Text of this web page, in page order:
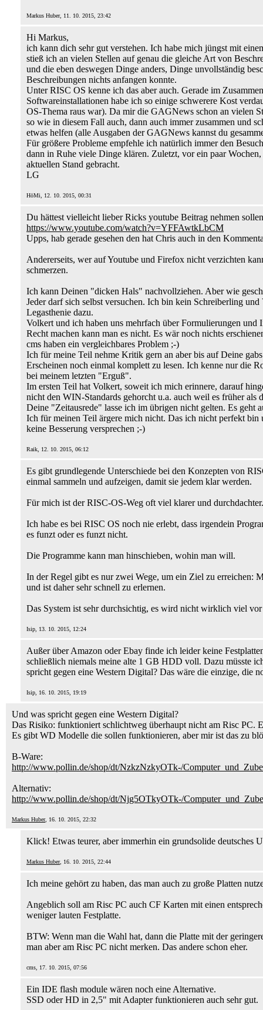
Markus Huber, 11. 10. 2015, 23:42
Hi Markus,
ich kann dich sehr gut verstehen. Ich habe mich jüngst mit
stieß ich an vielen Stellen auf genau die gleiche Art von
und die eben deswegen Dinge anders, Dinge unvollständig
Beschreibungen nichts anfangen konnte.
Unter RISC OS kenne ich das aber auch. Gerade im
Softwareinstallationen habe ich so einige schwerere Kost
OS-Thema raus war). Da mir die GAGNews schon an vielen
so wie in diesem Fall auch, dann auch immer zusammen und
etwas helfen (alle Ausgaben der GAGNews kannst du
Für größere Probleme empfehle ich natürlich immer den
dann in Ruhe viele Dinge klären. Zuletzt, vor ein paar
aktuellen Stand gebracht.
LG
HöMi, 12. 10. 2015, 00:31
Du hättest vielleicht lieber Ricks youtube Beitrag nehmen
https://www.youtube.com/watch?v=YFFAwtkLbCM
Upps, hab gerade gesehen den hat Chris auch in den
Andererseits, wer auf Youtube und Firefox nicht verzichten
schmerzen.
Ich kann Deinen "dicken Hals" nachvollziehen. Aber wie
Jeder darf sich selbst versuchen. Ich bin kein Schreiberling
Legasthenie dazu.
Volkert und ich haben uns mehrfach über Formulierungen und
Recht machen kann man es nicht. Es wär noch nichts
cms haben ein vergleichbares Problem ;-)
Ich für meine Teil nehme Kritik gern an aber bis auf Deine
Erscheinen noch einmal komplett zu lesen. Ich kenne nur die
bei meinem letzten "Erguß".
Im ersten Teil hat Volkert, soweit ich mich erinnere, darauf
nicht den WIN-Standards gehorcht u.a. auch weil es früher
Deine "Zeitausrede" lasse ich im übrigen nicht gelten. Es geht
Ich für meinen Teil ärgere mich nicht. Das ich nicht perfekt
keine Besserung versprechen ;-)
Raik, 12. 10. 2015, 06:12
Es gibt grundlegende Unterschiede bei den Konzepten von
einmal sammeln und aufzeigen, damit sie jedem klar werden.
Für mich ist der RISC-OS-Weg oft viel klarer und durchdachter.
Ich habe es bei RISC OS noch nie erlebt, dass irgendein
es funzt oder es funzt nicht.
Die Programme kann man hinschieben, wohin man will.
In der Regel gibt es nur zwei Wege, um ein Ziel zu erreichen:
und ist daher sehr schnell zu erlernen.
Das System ist sehr durchsichtig, es wird nicht wirklich viel
Isip, 13. 10. 2015, 12:24
Außer über Amazon oder Ebay finde ich leider keine
schließlich niemals meine alte 1 GB HDD voll. Dazu müsste
spricht gegen eine Western Digital? Das wäre die einzige, die
Isip, 16. 10. 2015, 19:19
Und was spricht gegen eine Western Digital?
Das Risiko: funktioniert schlichtweg überhaupt nicht am Risc PC.
Es gibt WD Modelle die sollen funktionieren, aber mir ist das zu
B-Ware:
http://www.pollin.de/shop/dt/NzkzNzkyOTk-/
Alternativ:
http://www.pollin.de/shop/dt/Njg5OTkyOTk-/
Markus Huber, 16. 10. 2015, 22:32
Klick! Etwas teurer, aber immerhin ein grundsolide deutsches
Markus Huber, 16. 10. 2015, 22:44
Ich meine gehört zu haben, das man auch zu große Platten
Angeblich soll am Risc PC auch CF Karten mit einen
weniger lauten Festplatte.
BTW: Wenn man die Wahl hat, dann die Platte mit der
man aber am Risc PC nicht merken. Das andere schon eher.
cms, 17. 10. 2015, 07:56
Ein IDE flash module wären noch eine Alternative.
SSD oder HD in 2,5" mit Adapter funktionieren auch sehr gut.